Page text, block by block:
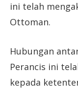
ini telah
Ottoman.
Hubungan
Perancis ini
kepada